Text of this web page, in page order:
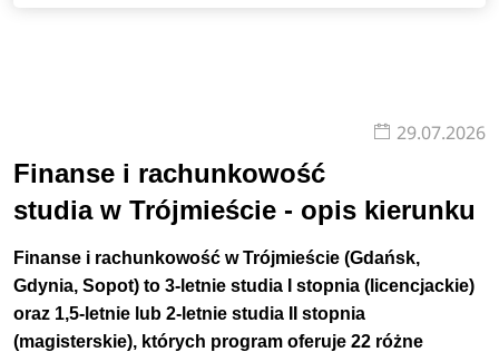
29.07.2026
Finanse i rachunkowość
studia w Trójmieście - opis kierunku
Finanse i rachunkowość w Trójmieście (Gdańsk,
Gdynia, Sopot) to 3-letnie studia I stopnia (licencjackie)
oraz 1,5-letnie lub 2-letnie studia II stopnia
(magisterskie), których program oferuje 22 różne